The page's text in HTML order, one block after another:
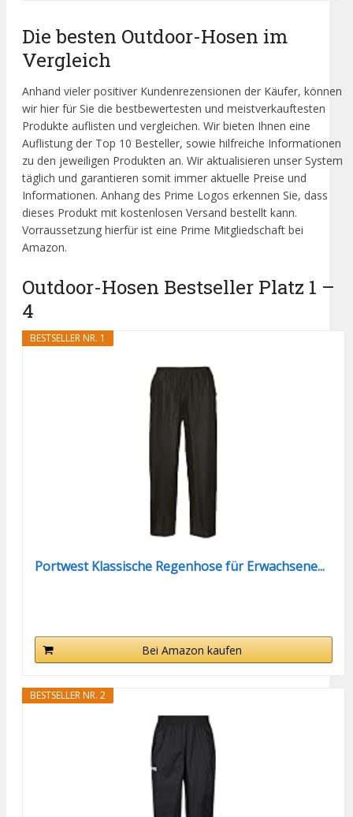
Die besten Outdoor-Hosen im
Vergleich
Anhand vieler positiver Kundenrezensionen der Käufer, können
wir hier für Sie die bestbewertesten und meistverkauftesten
Produkte auflisten und vergleichen. Wir bieten Ihnen eine
Auflistung der Top 10 Besteller, sowie hilfreiche Informationen
zu den jeweiligen Produkten an. Wir aktualisieren unser System
täglich und garantieren somit immer aktuelle Preise und
Informationen. Anhang des Prime Logos erkennen Sie, dass
dieses Produkt mit kostenlosen Versand bestellt kann.
Vorraussetzung hierfür ist eine Prime Mitgliedschaft bei
Amazon.
Outdoor-Hosen Bestseller Platz 1 –
4
BESTSELLER NR. 1
Portwest Klassische Regenhose für Erwachsene...
Bei Amazon kaufen
BESTSELLER NR. 2